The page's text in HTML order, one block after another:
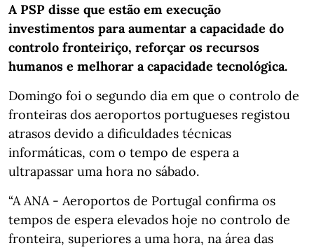
A PSP disse que estão em execução
investimentos para aumentar a capacidade do
controlo fronteiriço, reforçar os recursos
humanos e melhorar a capacidade tecnológica.
Domingo foi o segundo dia em que o controlo de
fronteiras dos aeroportos portugueses registou
atrasos devido a dificuldades técnicas
informáticas, com o tempo de espera a
ultrapassar uma hora no sábado.
“A ANA - Aeroportos de Portugal confirma os
tempos de espera elevados hoje no controlo de
fronteira, superiores a uma hora, na área das